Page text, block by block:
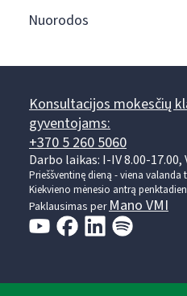
Nuorodos
Konsultacijos mokesčių
gyventojams:
+370 5 260 5060
Darbo laikas: I-IV 8.00-17.00,
Prieššventinę dieną - viena valanda
Kiekvieno mėnesio antrą
Paklausimas perMano VMI